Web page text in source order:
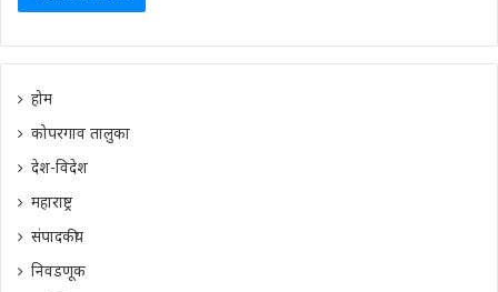
होम
कोपरगाव तालुका
देश-विदेश
महाराष्ट्र
संपादकीय
निवडणूक